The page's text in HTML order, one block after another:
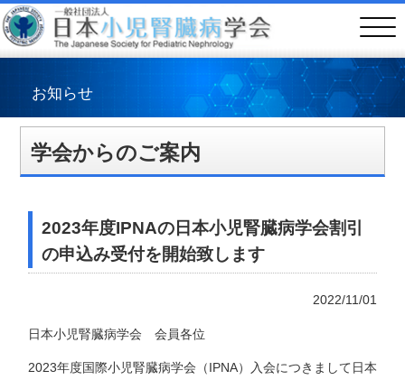
お知らせ
学会からのご案内
2023年度IPNAの日本小児腎臓病学会割引
の申込み受付を開始致します
2022/11/01
日本小児腎臓病学会 会員各位
2023年度国際小児腎臓病学会（IPNA）入会につきまして日本